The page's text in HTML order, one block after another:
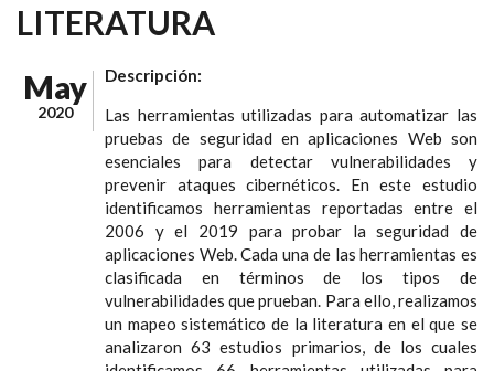
LITERATURA
May
2020
Descripción:
Las herramientas utilizadas para automatizar las
pruebas de seguridad en aplicaciones Web son
esenciales para detectar vulnerabilidades y
prevenir ataques cibernéticos. En este estudio
identificamos herramientas reportadas entre el
2006 y el 2019 para probar la seguridad de
aplicaciones Web. Cada una de las herramientas es
clasificada en términos de los tipos de
vulnerabilidades que prueban. Para ello, realizamos
un mapeo sistemático de la literatura en el que se
analizaron 63 estudios primarios, de los cuales